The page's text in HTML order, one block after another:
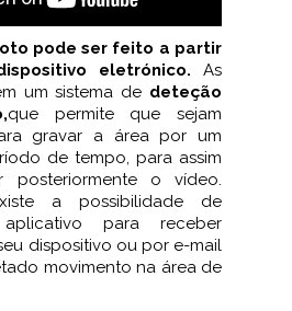
pode ser feito a partir
eletrónico. As
um sistema de deteção
que permite que sejam
gravar a área por um
de tempo, para assim
posteriormente o vídeo.
a possibilidade de
para receber
dispositivo ou por e-mail
movimento na área de